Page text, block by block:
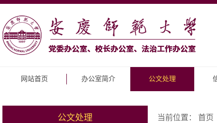
网站首页 办公室简介 公文处理
公文处理 当前位置： 首页